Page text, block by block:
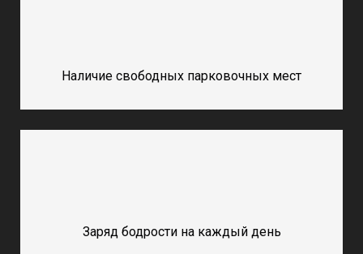
Наличие свободных парковочных мест
Заряд бодрости на каждый день